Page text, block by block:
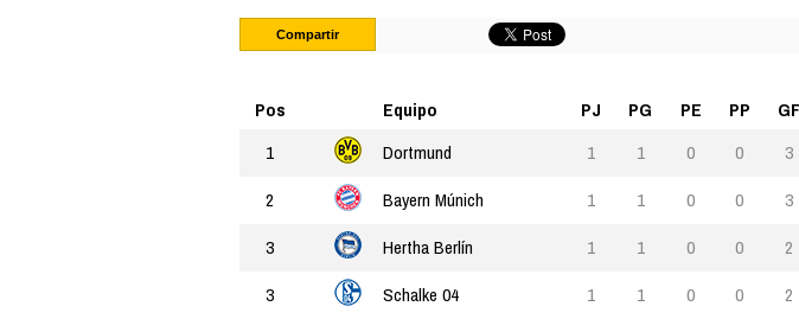
Compartir
Pos Equipo PJ PG PE PP GF
1
Dortmund 1 1 0 0 3
2
Bayern Múnich 1 1 0 0 3
3
Hertha Berlín 1 1 0 0 2
3
Schalke 04 1 1 0 0 2